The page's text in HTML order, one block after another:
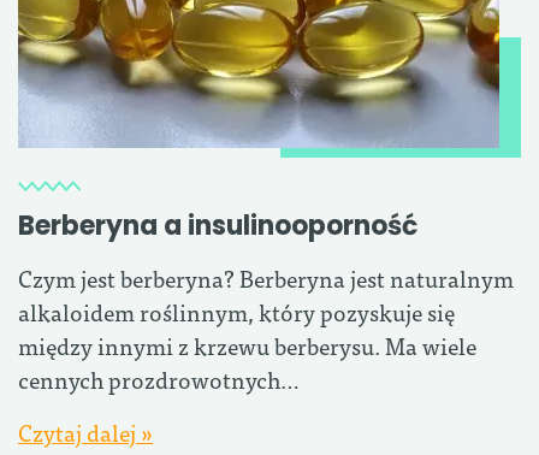
Berberyna a insulinooporność
Czym jest berberyna? Berberyna jest naturalnym
alkaloidem roślinnym, który pozyskuje się
między innymi z krzewu berberysu. Ma wiele
cennych prozdrowotnych…
Czytaj dalej »